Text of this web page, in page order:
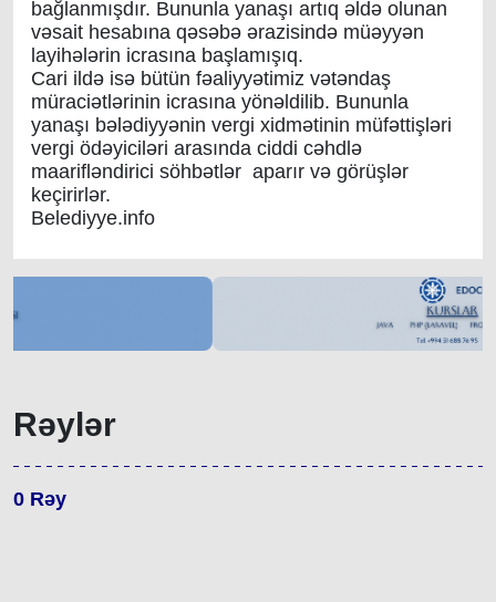
bağlanmışdır. Bununla yanaşı artıq əldə olunan
vəsait hesabına qəsəbə ərazisində müəyyən
layihələrin icrasına başlamışıq.
Cari ildə isə bütün fəaliyyətimiz vətəndaş
müraciətlərinin icrasına yönəldilib. Bununla
yanaşı bələdiyyənin vergi xidmətinin müfəttişləri
vergi ödəyiciləri arasında ciddi cəhdlə
maarifləndirici söhbətlər aparır və görüşlər
keçirirlər.
Belediyye.info
Rəylər
0 Rəy